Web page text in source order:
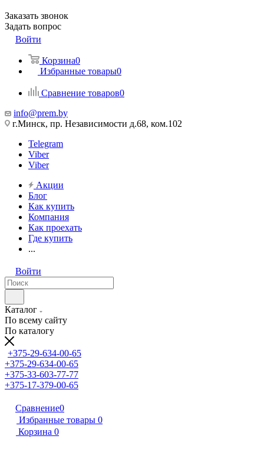
Заказать звонок
Задать вопрос
Войти
Корзина0
Избранные товары0
Сравнение товаров0
info@prem.by
г.Минск, пр. Независимости д.68, ком.102
Telegram
Viber
Viber
Акции
Блог
Как купить
Компания
Как проехать
Где купить
...
Войти
Каталог
По всему сайту
По каталогу
+375-29-634-00-65
+375-29-634-00-65
+375-33-603-77-77
+375-17-379-00-65
Сравнение0
Избранные товары 0
Корзина 0